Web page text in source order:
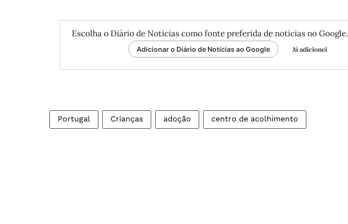
Escolha o Diário de Notícias como fonte preferida de notícias no Google.
Adicionar o Diário de Notícias ao Google Já adicionei
Portugal Crianças adoção centro de acolhimento